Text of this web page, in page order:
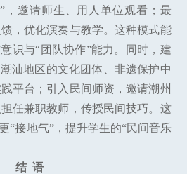
，邀请师生、用人单位观看；最
，优化演奏与教学。这种模式能
识与“团队协作”能力。同时，建
汕地区的文化团体、非遗保护中
平台；引入民间师资，邀请潮州
任兼职教师，传授民间技巧。这
“接地气”，提升学生的“民间音乐
结 语